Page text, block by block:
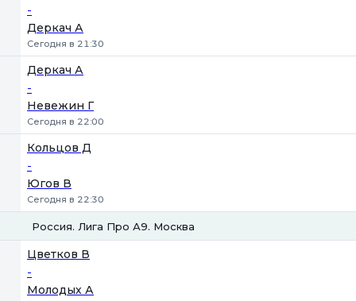
-
Деркач А
Сегодня в 21:30
Деркач А
-
Невежин Г
Сегодня в 22:00
Кольцов Д
-
Югов В
Сегодня в 22:30
Россия. Лига Про А9. Москва
Цветков В
-
Молодых А